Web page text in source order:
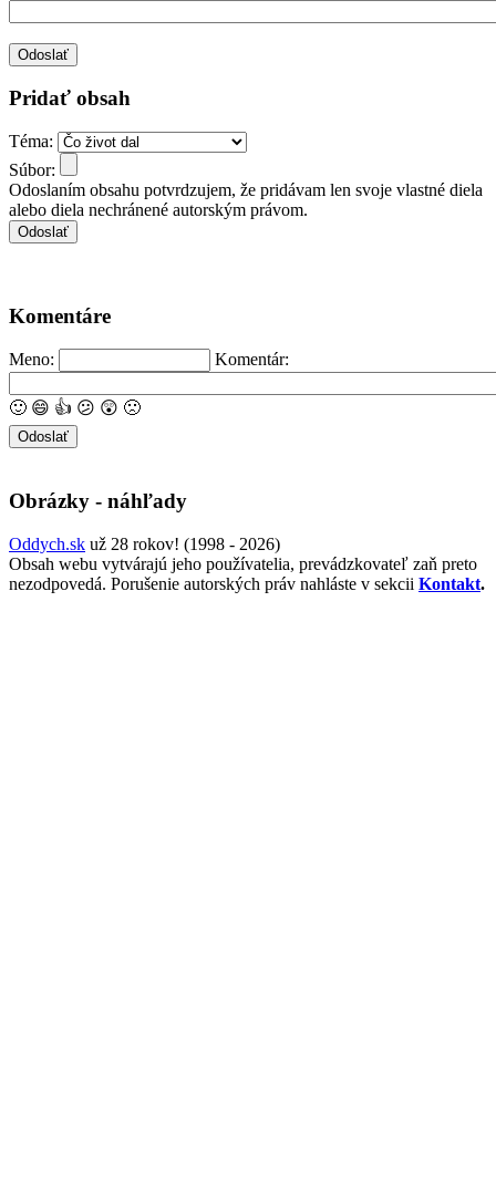
Pridať obsah
Téma:
Súbor:
Odoslaním obsahu potvrdzujem, že pridávam len svoje vlastné diela
alebo diela nechránené autorským právom.
Komentáre
Meno: Komentár:
🙂 😄 👍 😕 😲 🙁
Obrázky - náhľady
Oddych.sk už 28 rokov! (1998 - 2026)
Obsah webu vytvárajú jeho používatelia, prevádzkovateľ zaň preto
nezodpovedá. Porušenie autorských práv nahláste v sekcii Kontakt.